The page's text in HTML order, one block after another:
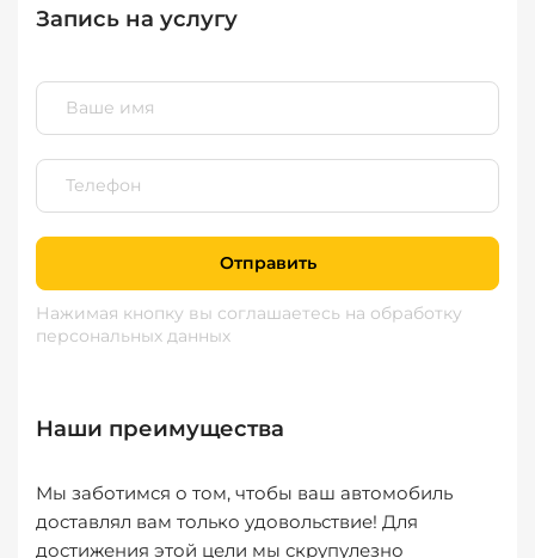
Запись на услугу
Отправить
Нажимая кнопку вы соглашаетесь на обработку
персональных данных
Наши преимущества
Мы заботимся о том, чтобы ваш автомобиль
доставлял вам только удовольствие! Для
достижения этой цели мы скрупулезно